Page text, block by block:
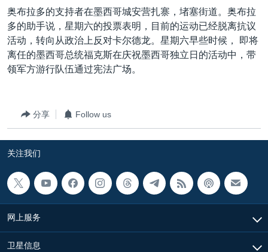
到
索
非洲
美洲
全球议题
军事
劳工
环境
国会报道
美中关系
美国建国250周年
埃博拉疫情
重要讲话与声明
台海两岸关系
南中国海争端
关注西藏
关注新疆
VOA今日焦点
中文广播
关注我们
奥布拉多的支持者在墨西哥城安营扎寨，堵塞街道。奥布拉
多的助手说，星期六的投票表明，目前的运动已经脱离抗议
活动，转向从政治上反对卡尔德龙。星期六早些时候， 即将
离任的墨西哥总统福克斯在庆祝墨西哥独立日的活动中，带
领军方游行队伍通过宪法广场。
分享 Follow us
关注我们
网上服务
卫星信息